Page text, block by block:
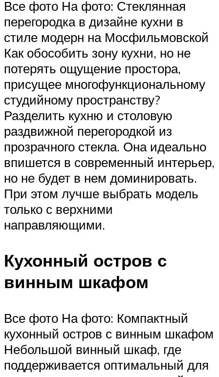
Все фото На фото: Стеклянная
перегородка в дизайне кухни в
стиле модерн на Мосфильмовской
Как обособить зону кухни, но не
потерять ощущение простора,
присущее многофункциональному
студийному пространству?
Разделить кухню и столовую
раздвижной перегородкой из
прозрачного стекла. Она идеально
впишется в современный интерьер,
но не будет в нем доминировать.
При этом лучше выбрать модель
только с верхними
направляющими.
Кухонный остров с
винным шкафом
Все фото На фото: Компактный
кухонный остров с винным шкафом
Небольшой винный шкаф, где
поддерживается оптимальный для